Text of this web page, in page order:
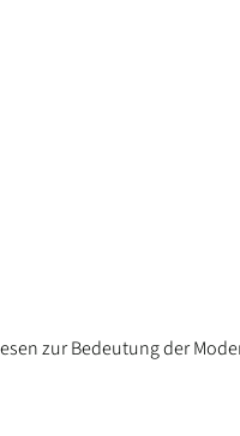
zur Bedeutung der